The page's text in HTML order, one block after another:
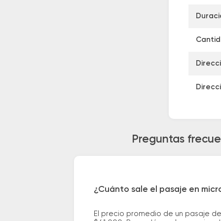
Preguntas
¿Cuánto sale el pasaje en
El precio promedio de un pasaje